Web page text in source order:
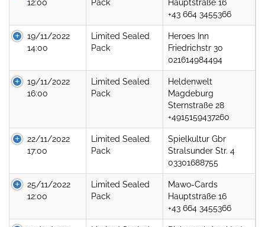
12:00
Pack
Hauptstraße 16
+43 664 3455366
19/11/2022
14:00
Limited Sealed
Pack
Heroes Inn
Friedrichstr 30
021614984494
19/11/2022
16:00
Limited Sealed
Pack
Heldenwelt
Magdeburg
Sternstraße 28
+4915159437260
22/11/2022
17:00
Limited Sealed
Pack
Spielkultur Gbr
Stralsunder Str. 4
03301688755
25/11/2022
12:00
Limited Sealed
Pack
Mawo-Cards
Hauptstraße 16
+43 664 3455366